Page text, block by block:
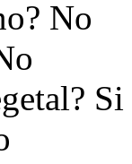
No
Si